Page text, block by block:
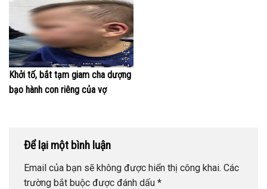
Khởi tố, bắt tạm giam cha dượng
bạo hành con riêng của vợ
Để lại một bình luận
Email của bạn sẽ không được hiển thị công khai. Các
trường bắt buộc được đánh dấu *